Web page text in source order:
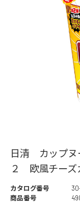
日清 カップヌ
２ 欧風チー
カタログ番号
商品番号